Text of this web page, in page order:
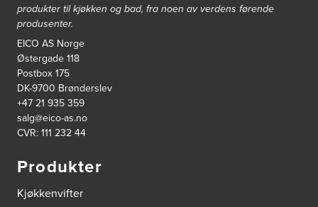
Hellevegen 228
5039 Bergen
Tel.:55-395060
Bjerkreim Trelast AS
Nesjane 7, Vikeså
4389 Vikeså
Tel.:51-454050
http://www.drommekjokken.no
Bjerks Trevarefabrikk AS
4325 Sandnes
produkter til kjøkken og bad, fra noen av verdens førende
produsenter.
EICO AS Norge
Østergade 118
Postbox 175
DK-9700 Brønderslev
+47 21 935 359
salg@eico-as.no
CVR: 111 232 44
Produkter
Kjøkkenvifter